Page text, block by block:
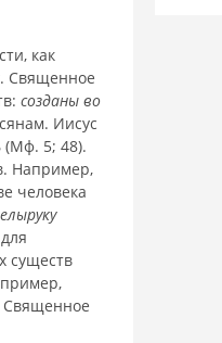
как
Священное
созданы во
Иисус
(Мф. 5; 48).
Например,
человека
существ
Священное